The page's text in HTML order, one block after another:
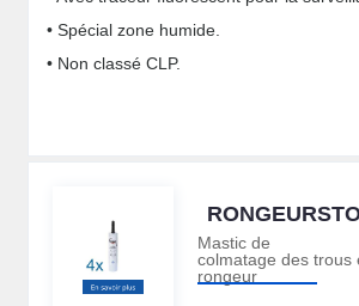
• Spécial zone humide.
• Non classé CLP.
Mastic de
colmatage des trous
rongeur